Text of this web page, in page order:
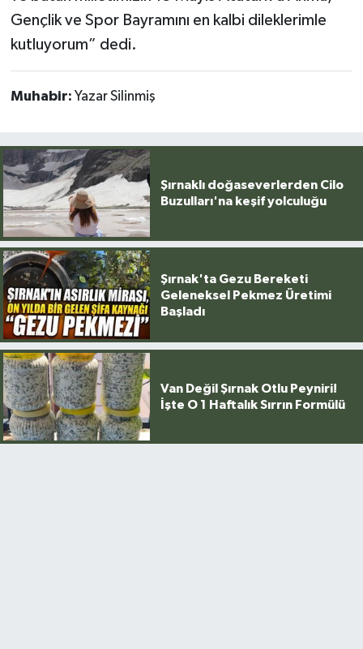
Gençlik ve Spor Bayramını en kalbi dileklerimle
kutluyorum” dedi.
Muhabir: Yazar Silinmiş
Şırnaklı doğaseverlerden Cilo
Buzulları'na keşif yolculuğu
Şırnak'ta Gezu Bereketi
Geleneksel Pekmez Üretimi
Başladı
Van Değil Şırnak Otlu Peyniri!
İşte O 1 Haftalık Sırrın Formülü